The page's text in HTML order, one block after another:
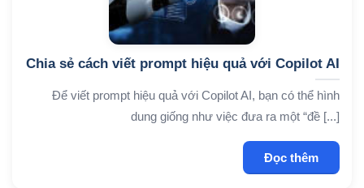
Chia sẻ cách viết prompt hiệu quả với Copilot AI
Để viết prompt hiệu quả với Copilot AI, bạn có thể hình
dung giống như việc đưa ra một “đề [...]
Đọc thêm